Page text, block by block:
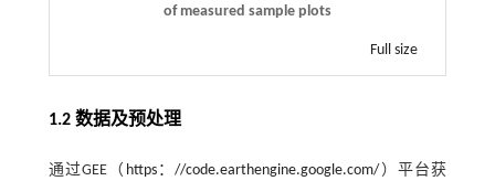
of measured sample plots
Full size
1.2 数据及预处理
通过GEE（ https：//code.earthengine.google.com/ ）平台获